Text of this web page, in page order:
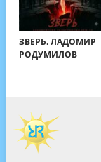
ЗВЕРЬ. ЛАДОМИР
РОДУМИЛОВ